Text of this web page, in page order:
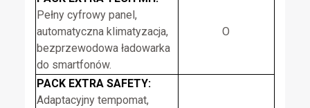
Pełny cyfrowy panel,
automatyczna klimatyzacja,
bezprzewodowa ładowarka
do smartfonów.
O
PACK EXTRA SAFETY:
Adaptacyjny tempomat,